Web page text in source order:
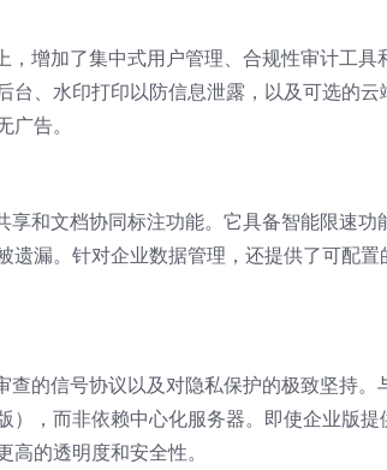
增加了集中式用户管理、合规性审计工具
台、水印打印以防信息泄露，以及可选的云
告。
和文档协同标注功能。它具备智能限速功
遗漏。针对企业数据管理，还提供了可配置
的信号协议以及对隐私保护的极致坚持。
），而非依赖中心化服务器。即使企业版提
的透明度和安全性。